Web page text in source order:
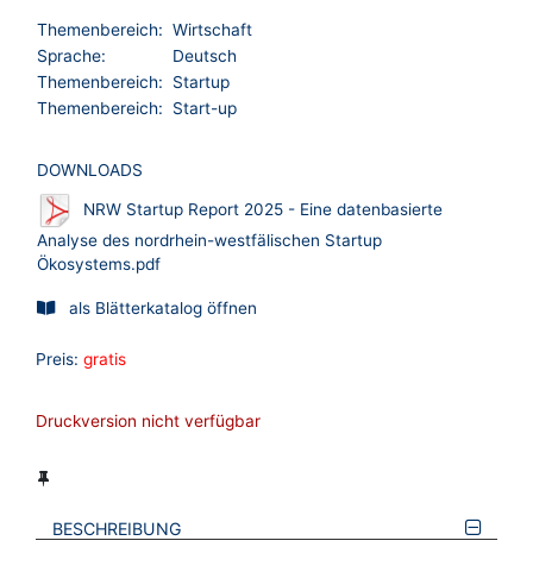
Themenbereich: Wirtschaft
Sprache:
Deutsch
Themenbereich:
Startup
Themenbereich:
Start-up
DOWNLOADS
NRW Startup Report 2025 - Eine datenbasierte
Analyse des nordrhein-westfälischen Startup
Ökosystems.pdf
als Blätterkatalog öffnen
Preis: gratis
Druckversion nicht verfügbar
BESCHREIBUNG